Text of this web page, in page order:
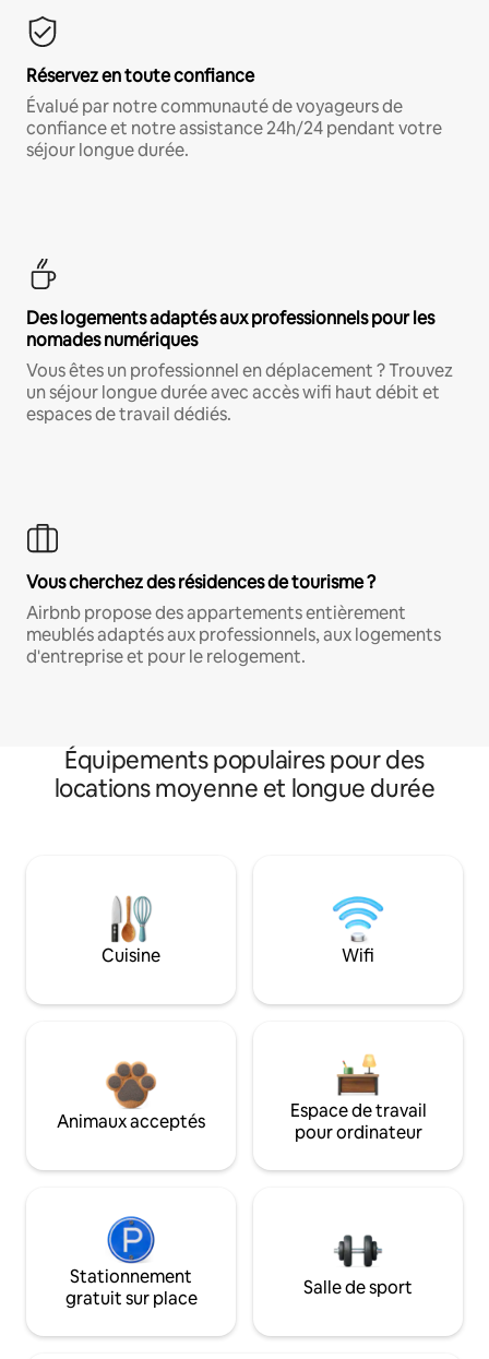
Réservez en toute confiance
Évalué par notre communauté de voyageurs de
confiance et notre assistance 24h/24 pendant votre
séjour longue durée.
Des logements adaptés aux professionnels pour les
nomades numériques
Vous êtes un professionnel en déplacement ? Trouvez
un séjour longue durée avec accès wifi haut débit et
espaces de travail dédiés.
Vous cherchez des résidences de tourisme ?
Airbnb propose des appartements entièrement
meublés adaptés aux professionnels, aux logements
d'entreprise et pour le relogement.
Équipements populaires pour des
locations moyenne et longue durée
Cuisine Wifi
Animaux acceptés
Espace de travail
pour ordinateur
Stationnement
gratuit sur place
Salle de sport